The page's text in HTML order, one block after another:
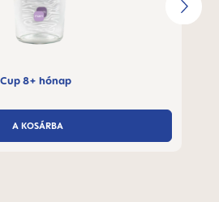
8+ hónap
A KOSÁRBA